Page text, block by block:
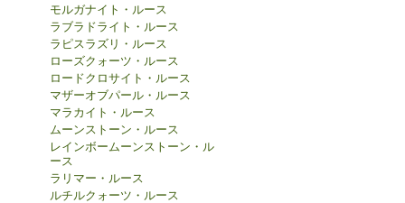
モルガナイト・ルース
ラブラドライト・ルース
ラピスラズリ・ルース
ローズクォーツ・ルース
ロードクロサイト・ルース
マザーオブパール・ルース
マラカイト・ルース
ムーンストーン・ルース
レインボームーンストーン・ル
ース
ラリマー・ルース
ルチルクォーツ・ルース